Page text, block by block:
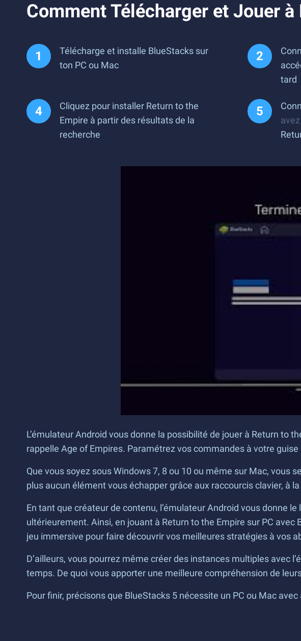
Comment Télécharger et Jouer
Télécharge et installe BlueStacks sur
ton PC ou Mac
tard
Cliquez pour installer Return to the
Empire à partir des résultats de la
recherche
L’émulateur Android vous donne la possibilité de jouer à Return to
rappelle Age of Empires. Paramétrez vos commandes à votre
Que vous soyez sous Windows 7, 8 ou 10 ou même sur Mac,
plus aucun élément vous échapper grâce aux raccourcis clavier, à
En tant que créateur de contenu, l’émulateur Android vous donne
ultérieurement. Ainsi, en jouant à Return to the Empire sur PC
jeu immersive pour faire découvrir vos meilleures stratégies à vos
D’ailleurs, vous pourrez même créer des instances multiples avec
temps. De quoi vous apporter une meilleure compréhension de
Pour finir, précisons que BlueStacks 5 nécessite un PC ou Mac